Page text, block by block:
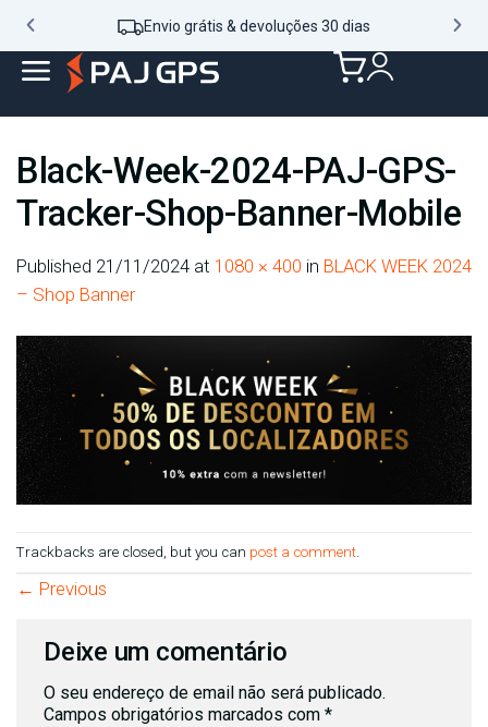
Envio grátis & devoluções 30 dias
Black-Week-2024-PAJ-GPS-
Tracker-Shop-Banner-Mobile
Published 21/11/2024 at 1080 × 400 in BLACK WEEK 2024
– Shop Banner
Trackbacks are closed, but you can post a comment
← Previous
Deixe um comentário
O seu endereço de email não será publicado.
Campos obrigatórios marcados com *